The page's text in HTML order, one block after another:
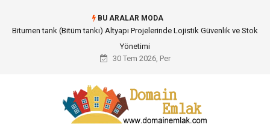
BU ARALAR MODA
Güvenilir Chip Satışı: Kesintisiz Poker Deneyimi İçin Profesyonel Destek
30 Tem 2026, Per